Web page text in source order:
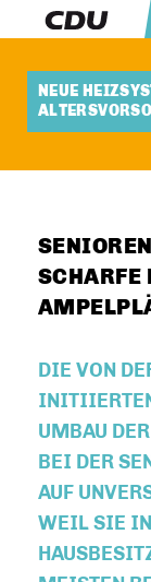
NEUE
DIE VON
UMBAU
EI DER
UF
EIL SIE